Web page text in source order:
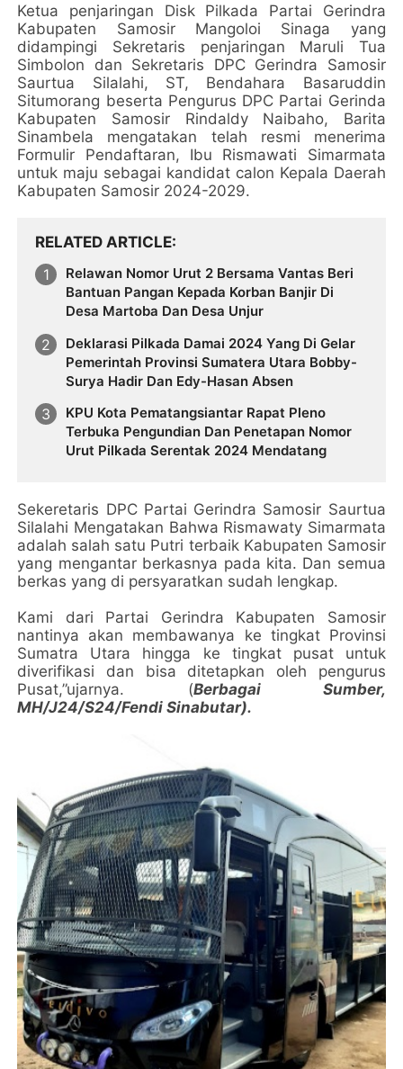
Ketua penjaringan Disk Pilkada Partai Gerindra
Kabupaten Samosir Mangoloi Sinaga yang
didampingi Sekretaris penjaringan Maruli Tua
Simbolon dan Sekretaris DPC Gerindra Samosir
Saurtua Silalahi, ST, Bendahara Basaruddin
Situmorang beserta Pengurus DPC Partai Gerinda
Kabupaten Samosir Rindaldy Naibaho, Barita
Sinambela mengatakan telah resmi menerima
Formulir Pendaftaran, Ibu Rismawati Simarmata
untuk maju sebagai kandidat calon Kepala Daerah
Kabupaten Samosir 2024-2029.
RELATED ARTICLE
Relawan Nomor Urut 2 Bersama Vantas Beri
Bantuan Pangan Kepada Korban Banjir Di
Desa Martoba Dan Desa Unjur
Deklarasi Pilkada Damai 2024 Yang Di Gelar
Pemerintah Provinsi Sumatera Utara Bobby-
Surya Hadir Dan Edy-Hasan Absen
KPU Kota Pematangsiantar Rapat Pleno
Terbuka Pengundian Dan Penetapan Nomor
Urut Pilkada Serentak 2024 Mendatang
Sekeretaris DPC Partai Gerindra Samosir Saurtua
Silalahi Mengatakan Bahwa Rismawaty Simarmata
adalah salah satu Putri terbaik Kabupaten Samosir
yang mengantar berkasnya pada kita. Dan semua
berkas yang di persyaratkan sudah lengkap.
Kami dari Partai Gerindra Kabupaten Samosir
nantinya akan membawanya ke tingkat Provinsi
Sumatra Utara hingga ke tingkat pusat untuk
diverifikasi dan bisa ditetapkan oleh pengurus
Pusat,”ujarnya. (Berbagai Sumber,
MH/J24/S24/Fendi Sinabutar).